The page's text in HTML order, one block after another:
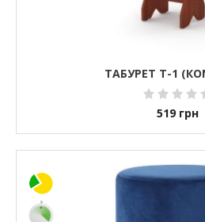
ТАБУРЕТ Т-1
519 грн